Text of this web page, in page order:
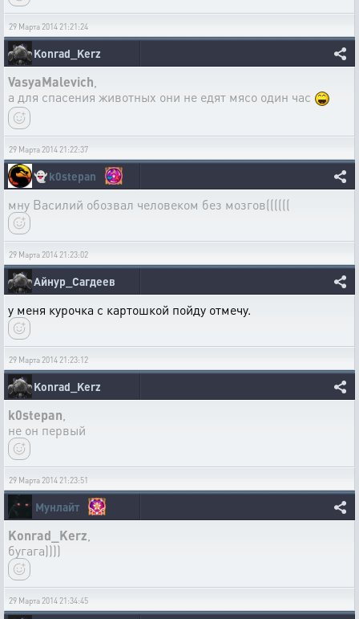
29 Марта 2014 21:21:24
Konrad_Kerz
VasyaMalevich
а для спасения животных они не едят мясо один час
29 Марта 2014 21:22:37
👻k0stepan
мну Василий обозвал человеком без мозгов((((((
29 Марта 2014 21:23:02
Айнур_Сагдеев
у меня курочка с картошкой пойду отмечу.
29 Марта 2014 21:23:12
Konrad_Kerz
k0stepan
не он первый
29 Марта 2014 21:23:51
Мунлайт
Konrad_Kerz
бугага))))
29 Марта 2014 21:34:45